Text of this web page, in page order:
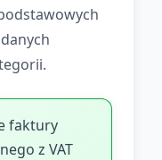
faktury
z VAT